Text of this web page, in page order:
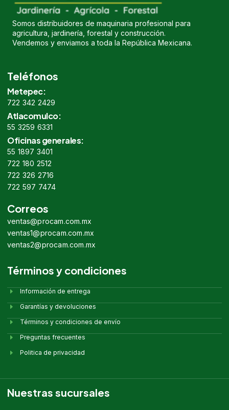
Somos distribuidores de maquinaria profesional para
agricultura, jardinería, forestal y construcción.
Vendemos y enviamos a toda la República Mexicana.
Teléfonos
Metepec:
722 342 2429
Atlacomulco:
55 3259 6331
Oficinas generales:
55 1897 3401
722 180 2512
722 326 2716
722 597 7474
Correos
ventas@procam.com.mx
ventas1@procam.com.mx
ventas2@procam.com.mx
Términos y condiciones
Información de entrega
Garantías y devoluciones
Términos y condiciones de envío
Preguntas frecuentes
Politica de privacidad
Nuestras sucursales